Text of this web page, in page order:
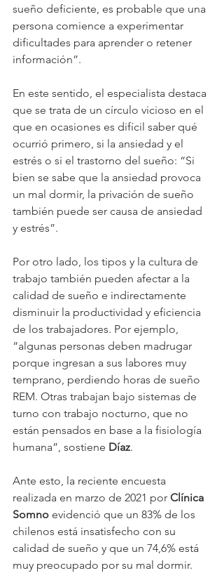
sueño deficiente, es probable que una
persona comience a experimentar
dificultades para aprender o retener
información”.
En este sentido, el especialista destaca
que se trata de un círculo vicioso en el
que en ocasiones es difícil saber qué
ocurrió primero, si la ansiedad y el
estrés o si el trastorno del sueño: “Si
bien se sabe que la ansiedad provoca
un mal dormir, la privación de sueño
también puede ser causa de ansiedad
y estrés”.
Por otro lado, los tipos y la cultura de
trabajo también pueden afectar a la
calidad de sueño e indirectamente
disminuir la productividad y eficiencia
de los trabajadores. Por ejemplo,
“algunas personas deben madrugar
porque ingresan a sus labores muy
temprano, perdiendo horas de sueño
REM. Otras trabajan bajo sistemas de
turno con trabajo nocturno, que no
están pensados en base a la fisiología
humana”, sostiene Díaz.
Ante esto, la reciente encuesta
realizada en marzo de 2021 por Clínica
Somno evidenció que un 83% de los
chilenos está insatisfecho con su
calidad de sueño y que un 74,6% está
muy preocupado por su mal dormir.